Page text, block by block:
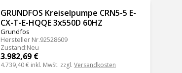
GRUNDFOS Kreiselpumpe CRN5-5 E-
CX-T-E-HQQE 3x550D 60HZ
Grundfos
Hersteller Nr.92528609
Zustand:Neu
3.982,69 €
4.739,40 € inkl. MwSt. zzgl. Versandkosten